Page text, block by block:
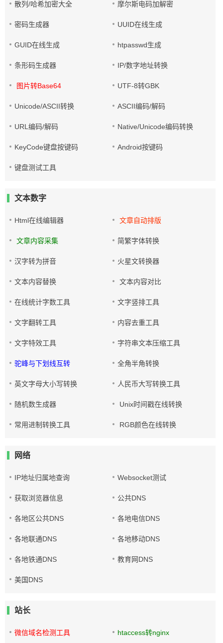
散列/哈希加密大全 摩尔斯电码加解密
密码生成器 UUID在线生成
GUID在线生成 htpasswd生成
条形码生成器 IP/数字地址转换
图片转Base64 UTF-8转GBK
Unicode/ASCII转换 ASCII编码/解码
URL编码/解码 Native/Unicode编码转换
KeyCode键盘按键码 Android按键码
键盘测试工具
文本数字
Html在线编辑器 文章自动排版
文章内容采集 简繁字体转换
汉字转为拼音 火星文转换器
文本内容替换 文本内容对比
在线统计字数工具 文字竖排工具
文字翻转工具 内容去重工具
文字特效工具 字符串文本压缩工具
驼峰与下划线互转 全角半角转换
英文字母大小写转换 人民币大写转换工具
随机数生成器 Unix时间戳在线转换
常用进制转换工具 RGB颜色在线转换
网络
IP地址归属地查询 Websocket测试
获取浏览器信息 公共DNS
各地区公共DNS 各地电信DNS
各地联通DNS 各地移动DNS
各地铁通DNS 教育网DNS
美国DNS
站长
微信域名检测工具 htaccess转nginx